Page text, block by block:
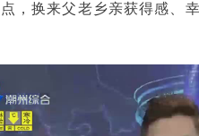
，换来父老乡亲获得感、